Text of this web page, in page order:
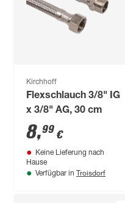
Kirchhoff
Flexschlauch 3/8" IG
x 3/8" AG, 30 cm
8,99 €
Keine Lieferung nach
Hause
Verfügbar in Troisdorf